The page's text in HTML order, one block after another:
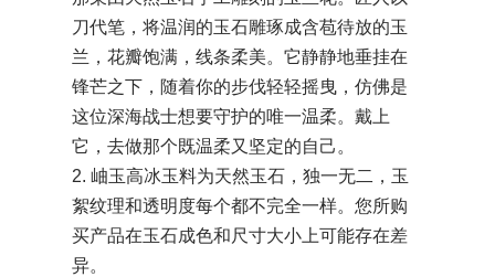
刀代笔，将温润的玉石雕琢成含苞待放的玉
兰，花瓣饱满，线条柔美。它静静地垂挂在
锋芒之下，随着你的步伐轻轻摇曳，仿佛是
这位深海战士想要守护的唯一温柔。戴上
它，去做那个既温柔又坚定的自己。
2. 岫玉高冰玉料为天然玉石，独一无二，玉
絮纹理和透明度每个都不完全一样。您所购
买产品在玉石成色和尺寸大小上可能存在差
异。